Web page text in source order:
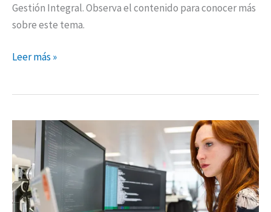
Gestión Integral. Observa el contenido para conocer más
sobre este tema.
Leer más »
Analítica
de
datos
en
los